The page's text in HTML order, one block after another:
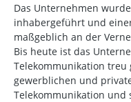
Das Unternehmen
inhabergeführt und
maßgeblich an der
Bis heute ist das
Telekommunikation
gewerblichen und
Telekommunikation und